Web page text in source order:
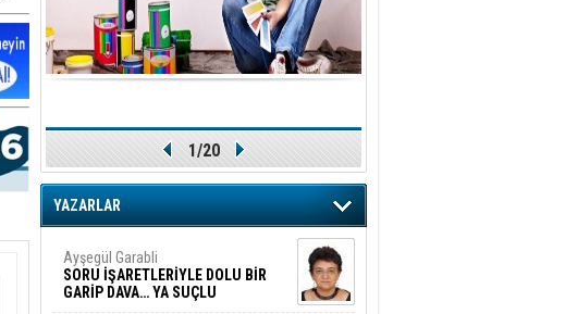
1/20
YAZARLAR
Ayşegül Garabli
SORU İŞARETLERİYLE DOLU BİR
GARİP DAVA… YA SUÇLU
DEĞİLSE???